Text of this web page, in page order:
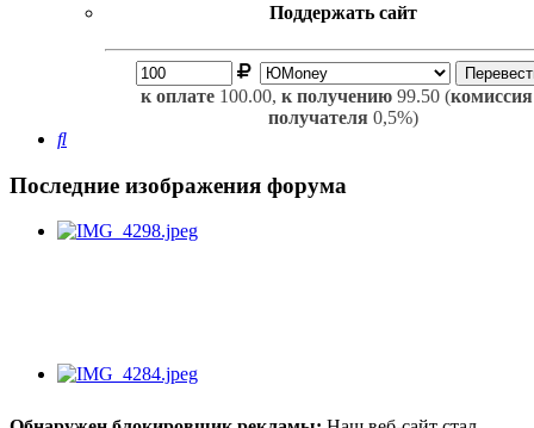
Поддержать сайт
к оплате 100.00, к получению 99.50 (
получателя 0,5%)
Поиск
Последние изображения форума